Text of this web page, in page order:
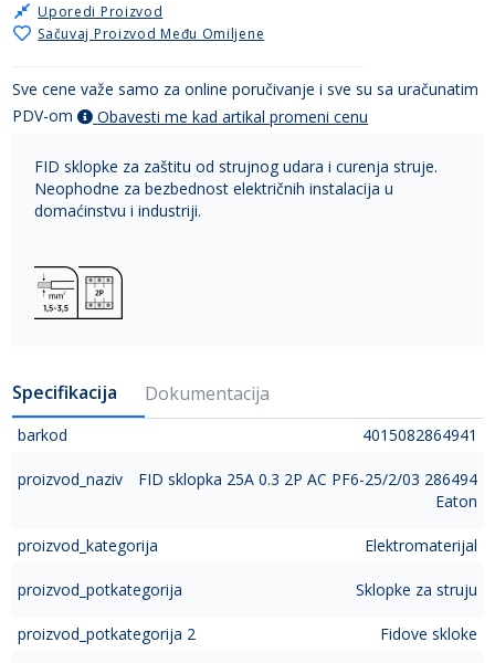
Sačuvaj Proizvod Među Omiljene
Uporedi Proizvod
Sve cene važe samo za online poručivanje i sve su sa uračunatim
PDV-om
Obavesti me kad artikal promeni cenu
FID sklopke za zaštitu od strujnog udara i curenja struje.
Neophodne za bezbednost električnih instalacija u
domaćinstvu i industriji.
Specifikacija Dokumentacija
barkod 4015082864941
proizvod_naziv
FID sklopka 25A 0.3 2P AC PF6-25/2/03 286494
Eaton
proizvod_kategorija Elektromaterijal
proizvod_potkategorija Sklopke za struju
proizvod_potkategorija 2 Fidove skloke